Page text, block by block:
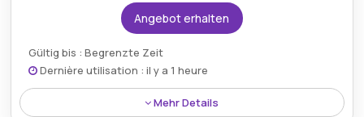
Angebot erhalten
Gültig bis : Begrenzte Zeit
Dernière utilisation : il y a 1 heure
Mehr Details